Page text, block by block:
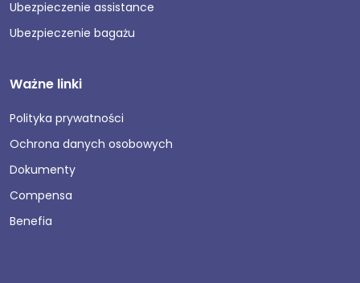
Ubezpieczenie assistance
Ubezpieczenie bagażu
Ważne linki
Polityka prywatności
Ochrona danych osobowych
Dokumenty
Compensa
Benefia